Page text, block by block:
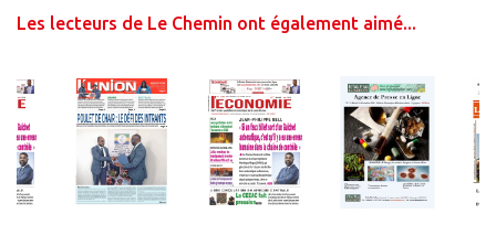
Les lecteurs de Le Chemin ont également aimé...